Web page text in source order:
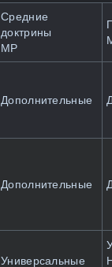
Средние
доктрины
MP
Дополнительные
Дополнительные
Универсальные